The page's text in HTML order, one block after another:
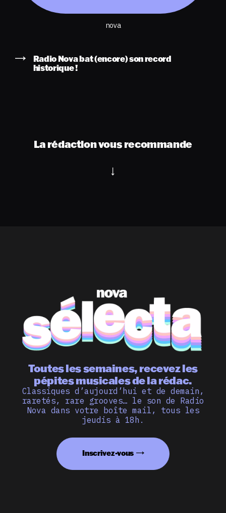
nova
Radio Nova bat (encore) son record
historique !
La rédaction vous recommande
Toutes les semaines, recevez les
pépites musicales de la rédac.
Classiques d’aujourd’hui et de demain,
raretés, rare grooves… le son de Radio
Nova dans votre boîte mail, tous les
jeudis à 18h.
Inscrivez-vous